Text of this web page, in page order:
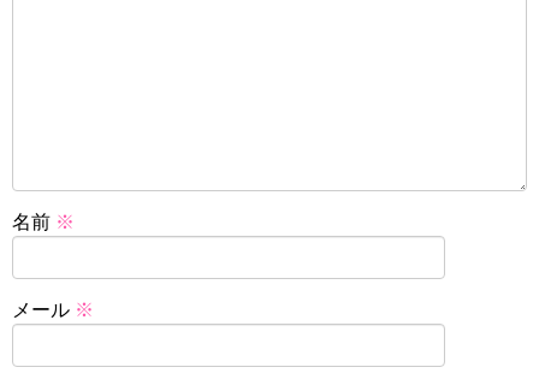
名前 ※
メール ※